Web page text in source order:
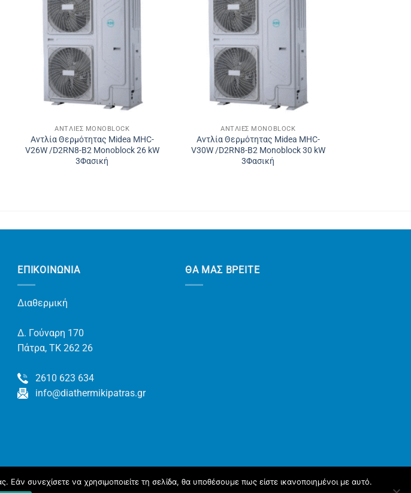
ΑΝΤΛΊΕΣ MONOBLOCK
Αντλία Θερμότητας Midea MHC-
V26W /D2RN8-B2 Monoblock 26 kW
3Φασική
ΑΝΤΛΊΕΣ MONOBLOCK
Αντλία Θερμότητας Midea MHC-
V30W /D2RN8-B2 Monoblock 30 kW
3Φασική
ΕΠΙΚΟΙΝΩΝΊΑ
Διαθερμική
Δ. Γούναρη 170
Πάτρα, TK 262 26
2610 623 634
info@diathermikipatras.gr
ΘΑ ΜΑΣ ΒΡΕΙΤΕ
συνεχίσετε να χρησιμοποιείτε τη σελίδα, θα υποθέσουμε πως είστε ικανοποιημένοι με αυτό.